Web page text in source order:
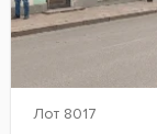
Лот 8017